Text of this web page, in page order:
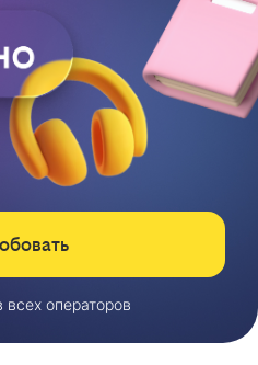
всех операторов